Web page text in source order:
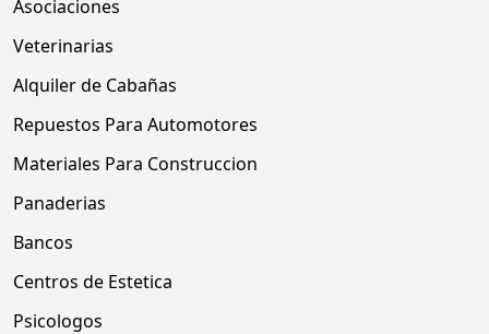
Asociaciones
Veterinarias
Alquiler de Cabañas
Repuestos Para Automotores
Materiales Para Construccion
Panaderias
Bancos
Centros de Estetica
Psicologos